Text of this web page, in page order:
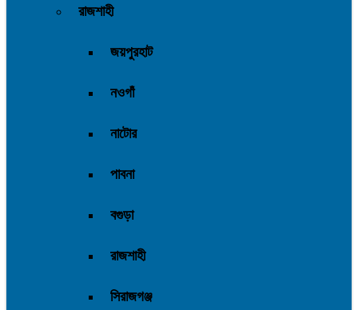
রাজশাহী
জয়পুরহাট
নওগাঁ
নাটোর
পাবনা
বগুড়া
রাজশাহী
সিরাজগঞ্জ